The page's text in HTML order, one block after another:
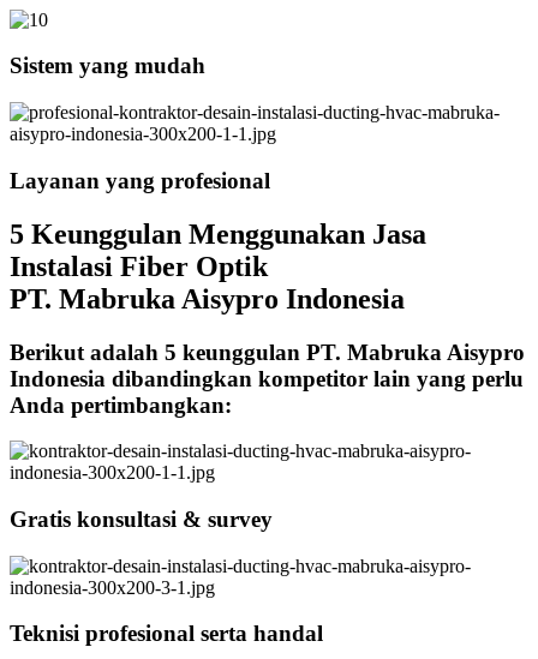
Sistem yang mudah
Layanan yang profesional
5 Keunggulan Menggunakan Jasa
Instalasi Fiber Optik
PT. Mabruka Aisypro Indonesia
Berikut adalah 5 keunggulan PT. Mabruka Aisypro
Indonesia dibandingkan kompetitor lain yang perlu
Anda pertimbangkan:
Gratis konsultasi & survey
Teknisi profesional serta handal